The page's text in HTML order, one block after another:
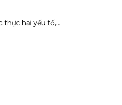
hai yếu tố,...